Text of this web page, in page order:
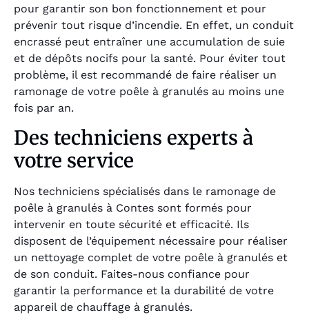
pour garantir son bon fonctionnement et pour
prévenir tout risque d’incendie. En effet, un conduit
encrassé peut entraîner une accumulation de suie
et de dépôts nocifs pour la santé. Pour éviter tout
problème, il est recommandé de faire réaliser un
ramonage de votre poêle à granulés au moins une
fois par an.
Des techniciens experts à
votre service
Nos techniciens spécialisés dans le ramonage de
poêle à granulés à Contes sont formés pour
intervenir en toute sécurité et efficacité. Ils
disposent de l’équipement nécessaire pour réaliser
un nettoyage complet de votre poêle à granulés et
de son conduit. Faites-nous confiance pour
garantir la performance et la durabilité de votre
appareil de chauffage à granulés.